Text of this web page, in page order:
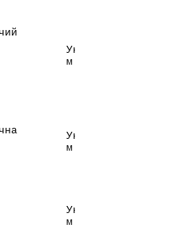
Україна,
м. Київ
Україна,
м. Харків
Україна,
м. Харків